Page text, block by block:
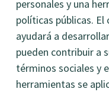
personales y una
políticas públicas.
ayudará a
pueden contribuir a
términos sociales y
herramientas se